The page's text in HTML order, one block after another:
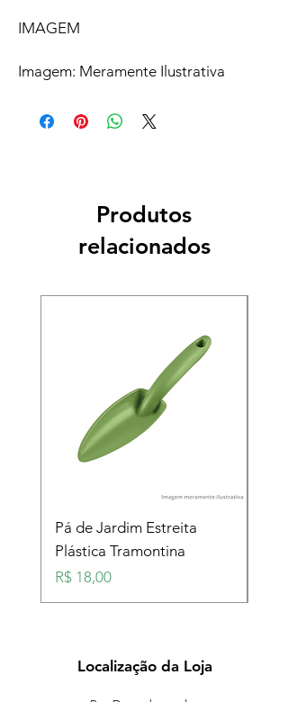
IMAGEM
Imagem: Meramente Ilustrativa
Produtos
relacionados
Pá de Jardim Estreita
Plástica Tramontina
Preço
R$ 18,00
Localização da Loja